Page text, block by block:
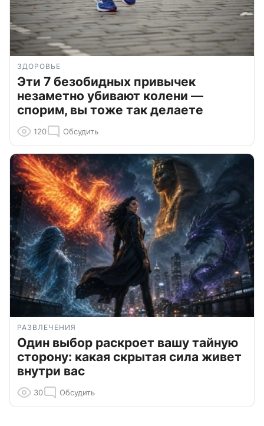
ЗДОРОВЬЕ
Эти 7 безобидных привычек
незаметно убивают колени —
спорим, вы тоже так делаете
120 Обсудить
РАЗВЛЕЧЕНИЯ
Один выбор раскроет вашу тайную
сторону: какая скрытая сила живет
внутри вас
30 Обсудить